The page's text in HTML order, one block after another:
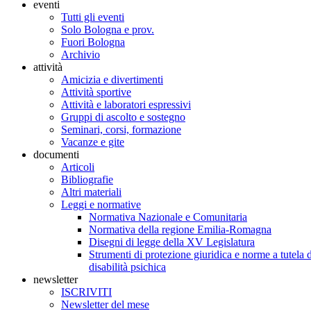
eventi
Tutti gli eventi
Solo Bologna e prov.
Fuori Bologna
Archivio
attività
Amicizia e divertimenti
Attività sportive
Attività e laboratori espressivi
Gruppi di ascolto e sostegno
Seminari, corsi, formazione
Vacanze e gite
documenti
Articoli
Bibliografie
Altri materiali
Leggi e normative
Normativa Nazionale e Comunitaria
Normativa della regione Emilia-Romagna
Disegni di legge della XV Legislatura
Strumenti di protezione giuridica e norme a tutela
disabilità psichica
newsletter
ISCRIVITI
Newsletter del mese